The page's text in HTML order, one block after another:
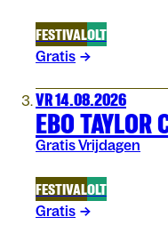
FESTIVALOLT
Gratis
VR 14.08.2026
EBO TAYLOR
Gratis Vrijdagen
FESTIVALOLT
Gratis